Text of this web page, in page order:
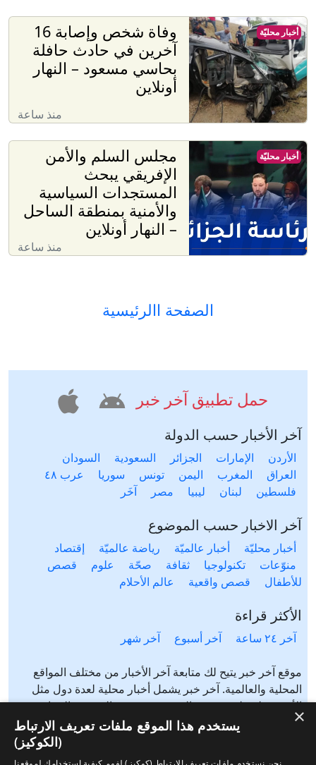
وفاة شخص وإصابة 16
آخرين في حادث حافلة
بحاسي مسعود – النهار
أونلاين
منذ ساعة
أخبار محليّة
مجلس السلم والأمن
الإفريقي يبحث
المستجدات السياسية
والأمنية بمنطقة الساحل
– النهار أونلاين
منذ ساعة
أخبار محليّة
الصفحة االرئيسية
حمل تطبيق آخر خبر
آخر الأخبار حسب الدولة
الأردن الإمارات الجزائر السعودية
السودان
العراق
المغرب اليمن تونس سوريا
عرب ٤٨
فلسطين
لبنان ليبيا مصر آخَر
آخر الاخبار حسب الموضوع
أخبار محليّة أخبار عالميّة رياضة عالميّة
إقتصاد
منوّعات
تكنولوجيا ثقافة صحّة علوم
قصص
للأطفال
قصص واقعية عالم الأحلام
الأكثر قراءة
آخر ٢٤ ساعة آخر أسبوع آخر شهر
موقع آخر خبر يتيح لك متابعة آخر الأخبار من مختلف المواقع
المحلية والعالمية. آخر خبر يشمل أخبار محلية لعدة دول مثل
الأردن، فلسطين، مصر، السعودية، تونس، المغرب، الجزائر،
عرب ٤٨، لبنان، العراق، اليمن وغيرها آخر خبر يتيح متابعة أخبار
من شتى المواضيع مثل: أخبار محلية، أخبار عالمية، رياضة،
إقتصاد، ثقافة، منوعات وغيرها تابع الأخبار المحلية والعالمية من
×
يستخدم هذا الموقع ملفات تعريف الارتباط
(الكوكيز)